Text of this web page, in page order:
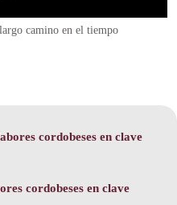
camino en el tiempo
cordobeses en clave
cordobeses en clave